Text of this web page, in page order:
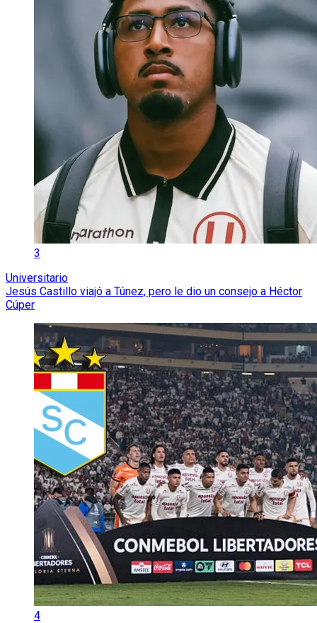
3
Universitario
Jesús Castillo viajó a Túnez, pero le dio un consejo a Héctor
Cúper
4